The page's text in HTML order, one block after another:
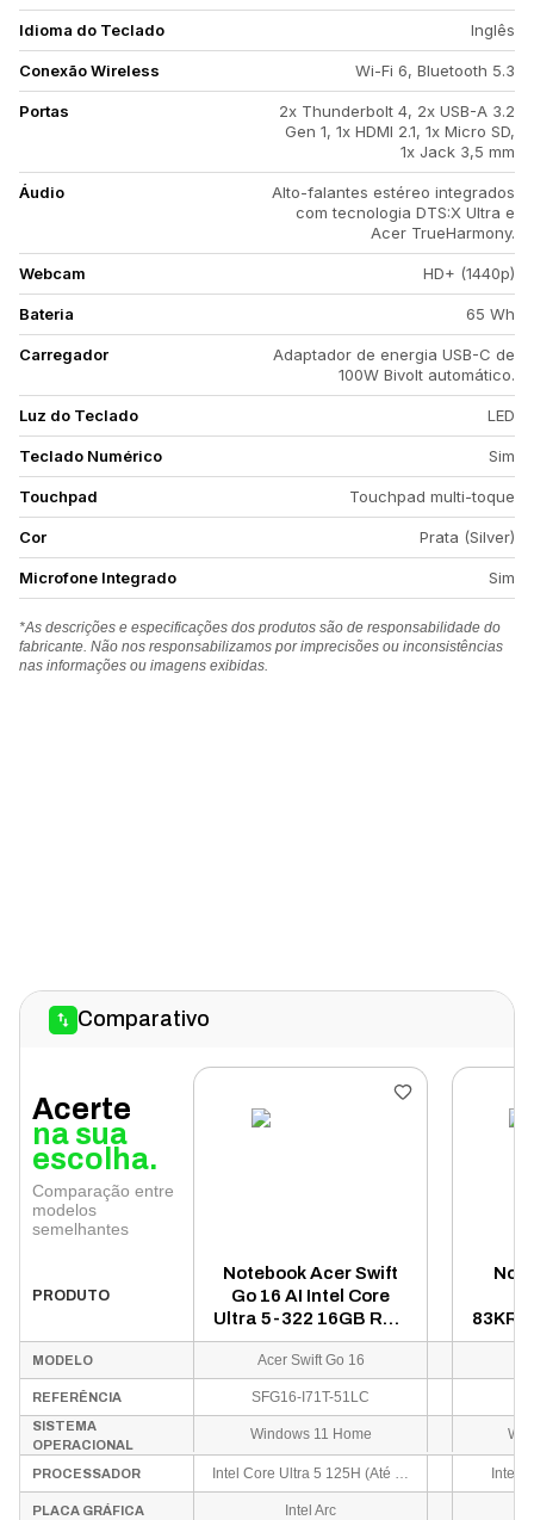
Idioma do Teclado Inglês
Conexão Wireless Wi-Fi 6, Bluetooth 5.3
Portas
2x Thunderbolt 4, 2x USB-A 3.2
Gen 1, 1x HDMI 2.1, 1x Micro SD,
1x Jack 3,5 mm
Áudio
Alto-falantes estéreo integrados
com tecnologia DTS:X Ultra e
Acer TrueHarmony.
Webcam HD+ (1440p)
Bateria 65 Wh
Carregador
Adaptador de energia USB-C de
100W Bivolt automático.
Luz do Teclado LED
Teclado Numérico Sim
Touchpad Touchpad multi-toque
Cor Prata (Silver)
Microfone Integrado Sim
*As descrições e especificações dos produtos são de responsabilidade do
fabricante. Não nos responsabilizamos por imprecisões ou inconsistências
nas informações ou imagens exibidas.
Comparativo
Acerte
na sua
escolha.
Comparação entre
modelos
semelhantes
PRODUTO
Notebook Acer Swift
Go 16 AI Intel Core
Ultra 5-322 16GB RAM
512GB SSD Tela 16"
WQXGA OLED
51LC
MODELO Acer Swift Go 16
REFERÊNCIA SFG16-I71T-51LC
SISTEMA
OPERACIONAL
Windows 11 Home
PROCESSADOR Intel Core Ultra 5 125H (Até 4.50 GHz, 14 núcleos, 18 threads e NPU AI Boost integrada). Intel
PLACA GRÁFICA Intel Arc